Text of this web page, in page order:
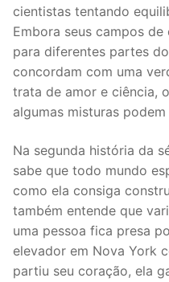
cientistas tentando
Embora seus campos
para diferentes partes
concordam com uma
trata de amor e ciência,
algumas misturas
Na segunda história da
sabe que todo mundo
como ela consiga
também entende que
uma pessoa fica presa
elevador em Nova York
partiu seu coração, ela